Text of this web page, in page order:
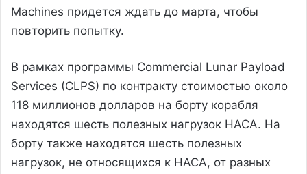
Machines придется ждать до марта, чтобы
повторить попытку.
В рамках программы Commercial Lunar Payload
Services (CLPS) по контракту стоимостью около
118 миллионов долларов на борту корабля
находятся шесть полезных нагрузок НАСА. На
борту также находятся шесть полезных
нагрузок, не относящихся к НАСА, от разных